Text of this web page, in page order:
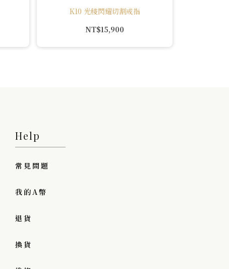
K10 光稜閃耀切割戒指
NT$15,900
Help
常見問題
我的A幣
退貨
換貨